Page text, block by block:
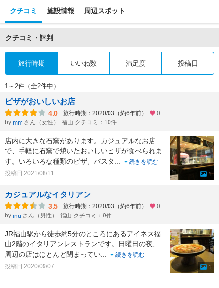
クチコミ 施設情報 周辺スポット
クチコミ・評判
旅行時期 いいね数 満足度 投稿日
1～2件（全2件中）
ピザがおいしいお店
4.0 旅行時期：2020/03（約6年前）
0
by mm さん（女性） 福山 クチコミ：10件
店内に大きな石窯があります。カジュアルなお店
で、手軽に石窯で焼いたおいしいピザが食べられま
す。いろいろな種類のピザ、パスタ...
続きを読む
投稿日:2021/08/11
1
カジュアルなイタリアン
3.5 旅行時期：2020/03（約6年前）
0
by inu さん（男性） 福山 クチコミ：9件
JR福山駅から徒歩約5分のところにあるアイネス福
山2階のイタリアンレストランです。日曜日の夜、
周辺の店はほとんど閉まってい...
続きを読む
投稿日:2020/09/07
1